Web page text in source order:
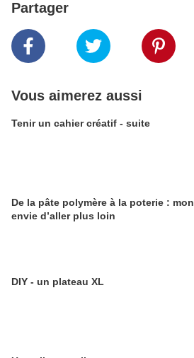
Partager
Vous aimerez aussi
Tenir un cahier créatif - suite
De la pâte polymère à la poterie : mon
envie d’aller plus loin
DIY - un plateau XL